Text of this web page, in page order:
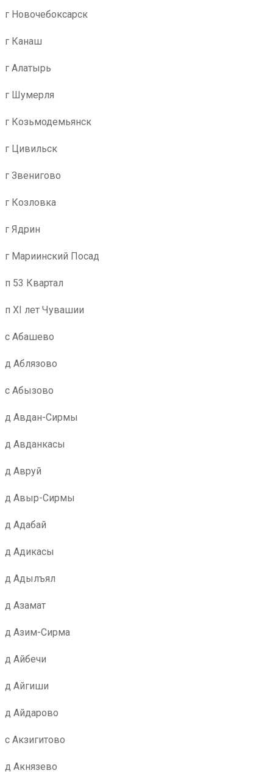
г Новочебоксарск
г Канаш
г Алатырь
г Шумерля
г Козьмодемьянск
г Цивильск
г Звенигово
г Козловка
г Ядрин
г Мариинский Посад
п 53 Квартал
п XI лет Чувашии
с Абашево
д Аблязово
с Абызово
д Авдан-Сирмы
д Авданкасы
д Авруй
д Авыр-Сирмы
д Адабай
д Адикасы
д Адылъял
д Азамат
д Азим-Сирма
д Айбечи
д Айгиши
д Айдарово
с Акзигитово
д Акнязево